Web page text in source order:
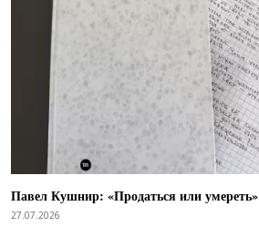
Павел Кушнир: «Продаться или умереть»
27.07.2026